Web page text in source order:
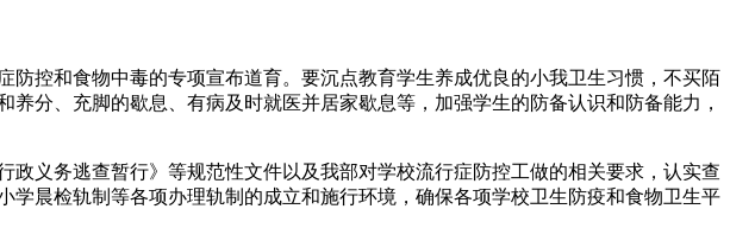
控和食物中毒的专项宣布道育。要沉点教育学生养成优良的小我卫生习惯，不买陌
分、充脚的歇息、有病及时就医并居家歇息等，加强学生的防备认识和防备能力，
义务逃查暂行》等规范性文件以及我部对学校流行症防控工做的相关要求，认实查
晨检轨制等各项办理轨制的成立和施行环境，确保各项学校卫生防疫和食物卫生平